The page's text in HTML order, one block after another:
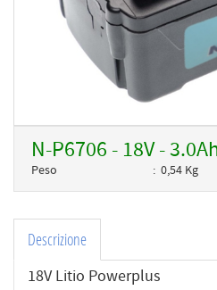
N-P6706 - 18V -
Peso 0,54 Kg
Descrizione
18V Litio Powerplus